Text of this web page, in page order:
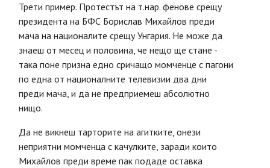
Трети пример. Протестът на т.нар. фенове срещу
президента на БФС Борислав Михайлов преди
мача на националите срещу Унгария. Не може да
знаеш от месец и половина, че нещо ще стане -
така поне призна едно сричащо момченце с пагони
по една от националните телевизии два дни
преди мача, и да не предприемеш абсолютно
нищо.
Да не викнеш тарторите на агитките, онези
неприятни момченца с качулките, заради които
Михайлов преди време пак подаде оставка